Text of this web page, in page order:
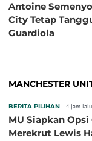
Antoine
City Tetap
Guardiola
MANCHESTER
BERITA PILIHAN 4 jam lalu
MU Siapkan
Merekrut Lewis